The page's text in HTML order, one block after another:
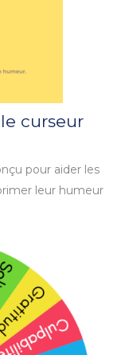
curseur
pour aider les
leur humeur